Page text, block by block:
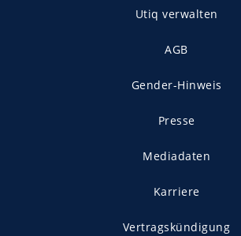
Utiq verwalten
AGB
Gender-Hinweis
Presse
Mediadaten
Karriere
Vertragskündigung